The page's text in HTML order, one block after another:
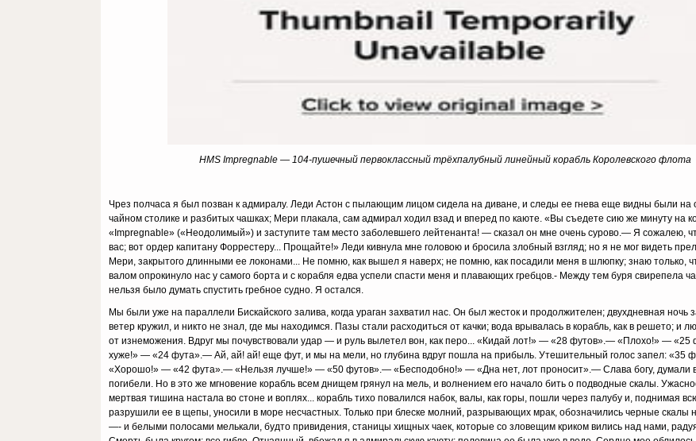
HMS Impregnable — 104-пушечный первоклассный трёхпалубный линейный корабль Королевского флота
Чрез полчаса я был позван к адмиралу. Леди Астон с пылающим лицом сидела на диване, и следы ее гнева еще видны были на
чайном сто­лике и разбитых чашках; Мери плакала, сам адмирал ходил взад и вперед по каюте. «Вы съедете сию же минуту на
«Impregnable» («Неодолимый») и заступите там место заболевшего лейтенанта! — ска­зал он мне очень сурово.— Я сожалею,
вас; вот ордер капитану Форрестеру... Про­щайте!» Леди кивнула мне головою и бросила злобный взгляд; но я не мог видеть
Мери, закрытого длинными ее локонами... Не помню, как вышел я наверх; не помню, как посадили меня в шлюп­ку; знаю только,
валом опрокинуло нас у самого борта и с корабля едва успели спасти меня и плавающих гребцов.- Между тем буря свирепела
нельзя было думать спустить гребное судно. Я остался.
Мы были уже на параллели Бискайского залива, когда ураган захватил нас. Он был жесток и продолжителен; двухдневная ночь
ветер кру­жил, и никто не знал, где мы находимся. Пазы стали расходиться от качки; вода врывалась в корабль, как в решето; и
от изнеможения. Вдруг мы почувствовали удар — и руль вылетел вон, как пе­ро... «Кидай лот!» — «28 футов».— «Плохо!» —
хуже!» — «24 фута».— Ай, ай! ай! еще фут, и мы на мели, но глубина вдруг пошла на прибыль. Утеши­тельный голос запел: «35
«Хорошо!» — «42 фу­та».— «Нельзя лучше!» — «50 футов».— «Бесподобно!» — «Дна нет, лот проносит».— Слава богу, думали
погибели. Но в это же мгновение корабль всем днищем грянул на мель, и волнением его начало бить о подводные скалы.
мертвая тиши­на настала во стоне и воплях... корабль тихо повалился набок, валы, как горы, пошли через палубу и, поднимая
разрушили ее в щепы, уносили в море несчастных. Только при блеске молний, разрывающих мрак, обозначились черные скалы
—- и белыми полосами мелькали, будто привидения, стани­цы хищных чаек, которые со зловещим криком вились над нами,